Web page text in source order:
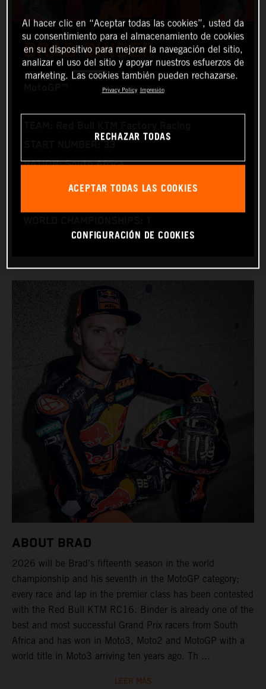
BRAD BINDER
NATION: South Africa
BIRTHDAY: 11.08.1995
ABOUT BRAD
2026 will be Brad’s fifteenth season in the world
championship and his seventh in the MotoGP category;
every race and lap in the premier class has been contested
with the Red Bull KTM RC16. Binder is already one of the
best and most successful Grand Prix racers from South
Africa and has won in Moto3, Moto2 and MotoGP with a
world title in Moto3 arriving ten years ago. Th ...
LEER MÁS
Al hacer clic en “Aceptar todas las cookies”, usted da
su consentimiento para el almacenamiento de cookies
en su dispositivo para mejorar la navegación del sitio,
analizar el uso del sitio y apoyar nuestros esfuerzos de
marketing. Las cookies también pueden rechazarse.
Privacy Policy Impresión
RECHAZAR TODAS
ACEPTAR TODAS LAS COOKIES
CONFIGURACIÓN DE COOKIES